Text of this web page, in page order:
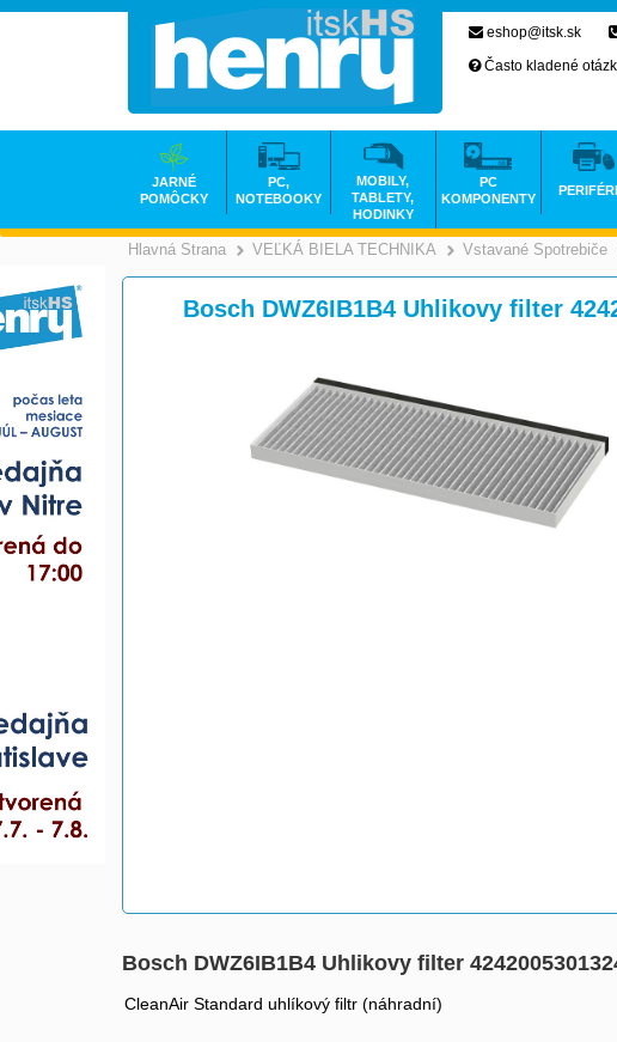
Hlavná Strana >
VEĽKÁ BIELA TECHNIKA >
Vstavané Spotrebiče
Bosch DWZ6IB1B4 Uhlikovy filter
Bosch DWZ6IB1B4 Uhlikovy filter
CleanAir Standard uhlíkový filtr (náhradní)
eshop@itsk.sk
Často kladené
JARNÉ
POMÔCKY
PC,
NOTEBOOKY
MOBILY,
TABLETY,
HODINKY
PC
KOMPONENTY